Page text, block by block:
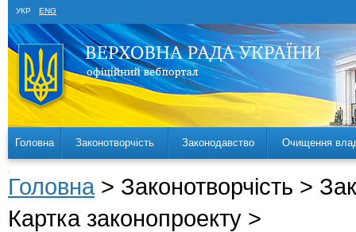
УКР ENG
Головна Законотворчість Законодавство Очищення
Головна > Законотворчість >
Картка законопроекту >